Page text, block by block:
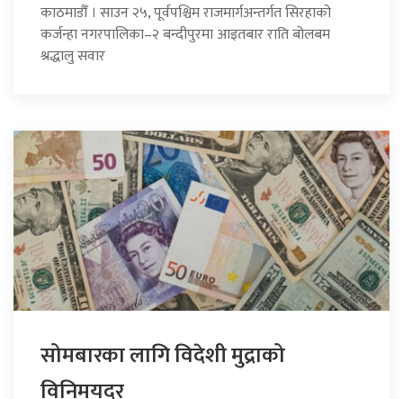
काठमाडौँ । साउन २५, पूर्वपश्चिम राजमार्गअन्तर्गत सिरहाको
कर्जन्हा नगरपालिका–२ बन्दीपुरमा आइतबार राति बोलबम
श्रद्धालु सवार
सोमबारका लागि विदेशी मुद्राको
विनिमयदर